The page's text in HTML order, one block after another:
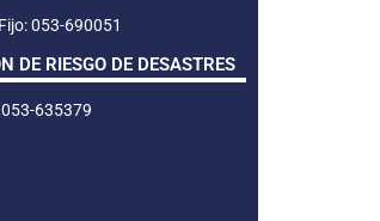
053-690051
DE RIESGO DE DESASTRES
635379